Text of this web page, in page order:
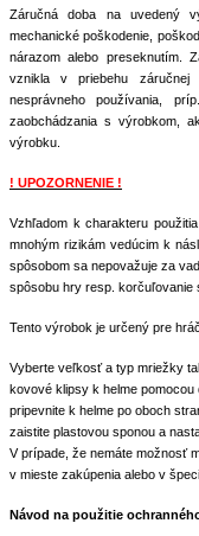
Záručná doba na uvedený
mechanické poškodenie,
nárazom alebo preseknutím.
vznikla v priebehu záručnej
nesprávneho používania,
zaobchádzania s výrobkom,
výrobku.
! UPOZORNENIE !
Vzhľadom k charakteru
mnohým rizikám vedúcim k
spôsobom sa nepovažuje za
spôsobu hry resp. korčuľovanie
Tento výrobok je určený pre
Vyberte veľkosť a typ mriežky
kovové klipsy k helme
pripevnite k helme po oboch
zaistite plastovou sponou a
V prípade, že nemáte možnosť
v mieste zakúpenia alebo v
Návod na použitie